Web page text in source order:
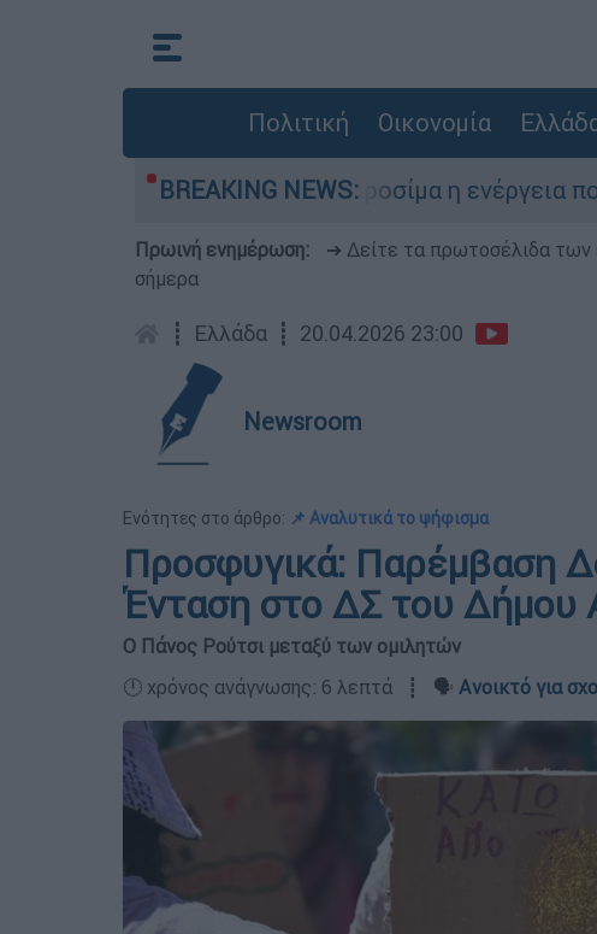
Πολιτική Οικονομία
BREAKING NEWS:
βόμβες της Χιροσίμα η ενέργεια που
Πρωινή ενημέρωση: ➔ Δείτε τα πρωτοσέλιδα των
σήμερα
┋ Ελλάδα ┋ 20.04.2026 23:00
Newsroom
Ενότητες στο άρθρο: 📌 Αναλυτικά το ψήφισμα
Προσφυγικά: Παρέμβαση
Ένταση στο ΔΣ του Δήμου
Ο Πάνος Ρούτσι μεταξύ των ομιλητών
🕛 χρόνος ανάγνωσης: 6 λεπτά ┋ 🗣️ Ανοικτό για